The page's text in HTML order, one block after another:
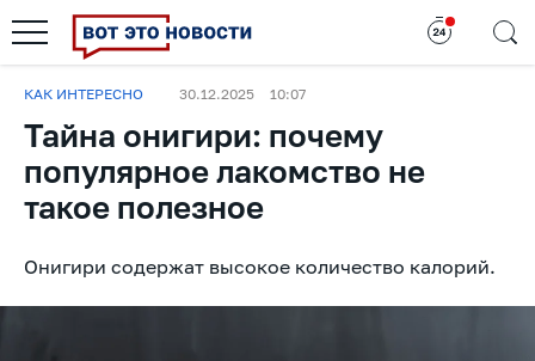
КАК ИНТЕРЕСНО 30.12.2025 10:07
Тайна онигири: почему
популярное лакомство не
такое полезное
Онигири содержат высокое количество калорий.